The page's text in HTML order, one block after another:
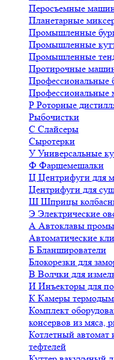
Перосъемные
Планетарные
Промышленные
Промышленные
Промышленные
Протирочные
Профессиональные
Профессиональные
Р Роторные
Рыбочистки
С Слайсеры
Сыротерки
У Универсальные
Ф Фаршемешалки
Ц Центрифуги для
Центрифуги для
Ш Шприцы
Э Электрические
А Автоклавы
Автоматические
Б Бланширователи
Блокорезки для
В Волчки для
И Инъекторы для
К Камеры
Комплект
консервов из мяса,
Котлетный автомат
тефтелей